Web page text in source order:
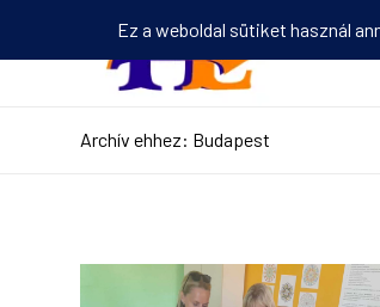
Archív ehhez: Budapest